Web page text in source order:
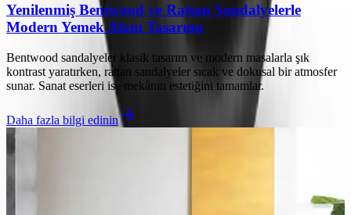
Yenilenmiş Bentwood ve Rattan Sandalyelerle
Modern Yemek Alanı Tasarımı
Bentwood sandalyeler klasik tasarım ve modern masalarla şık
kontrast yaratırken, rattan sandalyeler sıcak ve dokusal bir atmosfer
sunar. Sanat eserleri ise mekânın estetiğini tamamlar.
Daha fazla bilgi edinin